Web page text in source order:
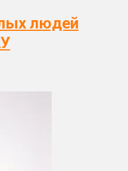
людей